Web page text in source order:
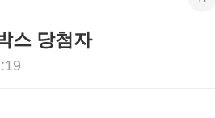
스 당첨자